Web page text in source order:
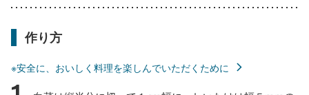
作り方
※安全に、おいしく料理を楽しんでいただくために